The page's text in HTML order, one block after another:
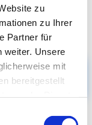
zu
zu Ihrer
Partner für
weiter. Unsere
mit
bereitgestellt